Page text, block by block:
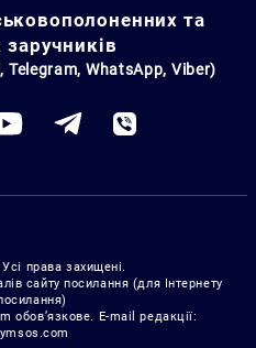
та
заручників
WhatsApp, Viber)
права захищені.
сайту посилання (для Інтернету
обов’язкове. E-mail редакції: